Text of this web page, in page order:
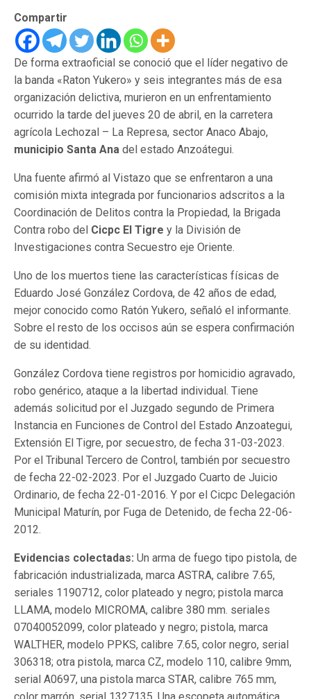
Compartir
De forma extraoficial se conoció que el líder negativo de
la banda «Raton Yukero» y seis integrantes más de esa
organización delictiva, murieron en un enfrentamiento
ocurrido la tarde del jueves 20 de abril, en la carretera
agrícola Lechozal – La Represa, sector Anaco Abajo,
municipio Santa Ana del estado Anzoátegui.
Una fuente afirmó al Vistazo que se enfrentaron a una
comisión mixta integrada por funcionarios adscritos a la
Coordinación de Delitos contra la Propiedad, la Brigada
Contra robo del Cicpc El Tigre y la División de
Investigaciones contra Secuestro eje Oriente.
Uno de los muertos tiene las características físicas de
Eduardo José González Cordova, de 42 años de edad,
mejor conocido como Ratón Yukero, señaló el informante.
Sobre el resto de los occisos aún se espera confirmación
de su identidad.
González Cordova tiene registros por homicidio agravado,
robo genérico, ataque a la libertad individual. Tiene
además solicitud por el Juzgado segundo de Primera
Instancia en Funciones de Control del Estado Anzoategui,
Extensión El Tigre, por secuestro, de fecha 31-03-2023.
Por el Tribunal Tercero de Control, también por secuestro
de fecha 22-02-2023. Por el Juzgado Cuarto de Juicio
Ordinario, de fecha 22-01-2016. Y por el Cicpc Delegación
Municipal Maturín, por Fuga de Detenido, de fecha 22-06-
2012.
Evidencias colectadas: Un arma de fuego tipo pistola, de
fabricación industrializada, marca ASTRA, calibre 7.65,
seriales 1190712, color plateado y negro; pistola marca
LLAMA, modelo MICROMA, calibre 380 mm. seriales
07040052099, color plateado y negro; pistola, marca
WALTHER, modelo PPKS, calibre 7.65, color negro, serial
306318; otra pistola, marca CZ, modelo 110, calibre 9mm,
serial A0697, una pistola marca STAR, calibre 765 mm,